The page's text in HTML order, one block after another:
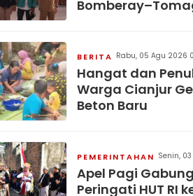
BERITA Rabu, 05 Agu 2026
Hangat dan
Warga Cianjur
Beton Baru
PEMERINTAHAN Senin,
Apel Pagi
Peringati HUT RI